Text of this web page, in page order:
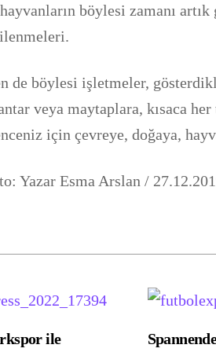
böylesi zamanı
de böylesi işletmeler,
veya maytaplara, kısaca
için çevreye, doğaya,
Yazar Esma Arslan /
ile